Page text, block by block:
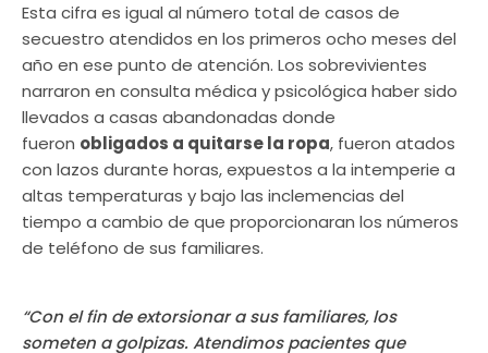
Esta cifra es igual al número total de casos de
secuestro atendidos en los primeros ocho meses del
año en ese punto de atención. Los sobrevivientes
narraron en consulta médica y psicológica haber sido
llevados a casas abandonadas donde
fueron obligados a quitarse la ropa, fueron atados
con lazos durante horas, expuestos a la intemperie a
altas temperaturas y bajo las inclemencias del
tiempo a cambio de que proporcionaran los números
de teléfono de sus familiares.
“Con el fin de extorsionar a sus familiares, los
someten a golpizas. Atendimos pacientes que